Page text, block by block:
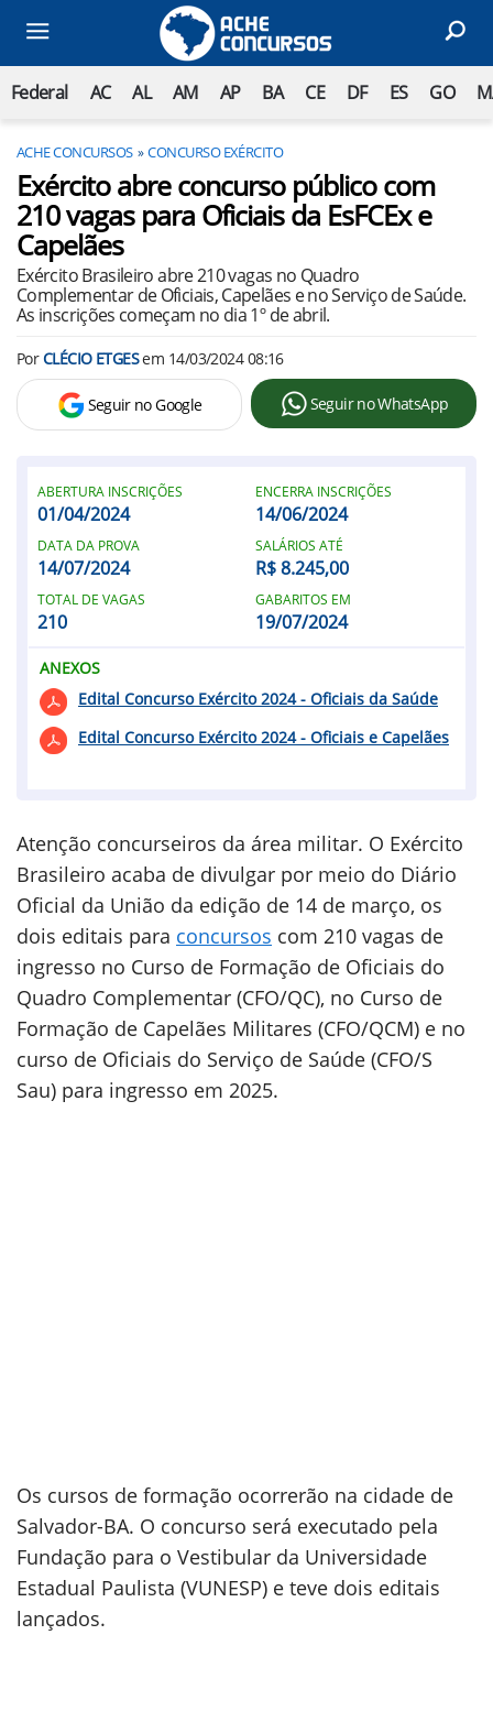
Federal AC AL AM AP BA CE DF ES GO
ACHE CONCURSOS CONCURSO EXÉRCITO
Exército abre concurso público com
210 vagas para Oficiais da EsFCEx e
Capelães
Exército Brasileiro abre 210 vagas no Quadro
Complementar de Oficiais, Capelães e no Serviço de Saúde.
As inscrições começam no dia 1º de abril.
PorCLÉCIO ETGESem 14/03/2024 08:16
Seguir no Google Seguir no WhatsApp
Atenção concurseiros da área militar. O Exército
Brasileiro acaba de divulgar por meio do Diário
Oficial da União da edição de 14 de março, os
dois editais para concursos com 210 vagas de
ingresso no Curso de Formação de Oficiais do
Quadro Complementar (CFO/QC), no Curso de
Formação de Capelães Militares (CFO/QCM) e no
curso de Oficiais do Serviço de Saúde (CFO/S
Sau) para ingresso em 2025.
ABERTURA INSCRIÇÕES
01/04/2024
ENCERRA INSCRIÇÕES
14/06/2024
DATA DA PROVA
14/07/2024
SALÁRIOS ATÉ
R$ 8.245,00
TOTAL DE VAGAS
210
GABARITOS EM
19/07/2024
ANEXOS
Edital Concurso Exército 2024 - Oficiais da Saúde
Edital Concurso Exército 2024 - Oficiais e Capelães
Os cursos de formação ocorrerão na cidade de
Salvador-BA. O concurso será executado pela
Fundação para o Vestibular da Universidade
Estadual Paulista (VUNESP) e teve dois editais
lançados.